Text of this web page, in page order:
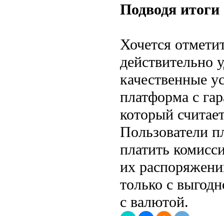
Подводя итоги
Хочется
действительно
качественные
платформа с
который
Пользователи
платить
их
только с
с валютой.